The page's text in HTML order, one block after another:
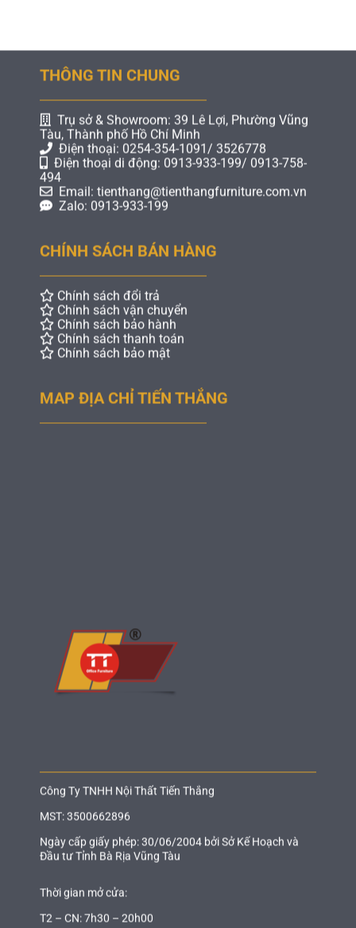
Trụ sở & Showroom: 39 Lê Lợi, Phường Vũng
Điện thoại di động: 0913-933-199/ 0913-758-
494
Email: tienthang@tienthangfurniture.com.vn
Zalo: 0913-933-199
CHÍNH SÁCH BÁN HÀNG
Chính sách đổi trả
Chính sách thanh toán
Chính sách bảo mật
MAP ĐỊA CHỈ TIẾN THẮNG
MST: 3500662896
Ngày cấp giấy phép: 30/06/2004 bởi Sở Kế Hoạch và
Đầu tư Tỉnh Bà Rịa Vũng Tàu
Thời gian mở cửa:
Thông tin chuyển khoản: